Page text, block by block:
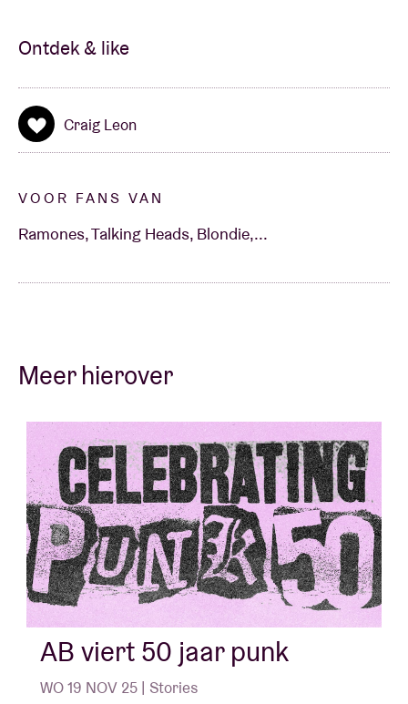
Ontdek & like
Craig Leon
VOOR FANS VAN
Ramones, Talking Heads, Blondie,...
Meer hierover
AB viert 50 jaar punk
WO 19 NOV 25 | Stories